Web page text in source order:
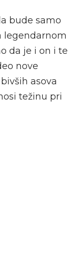
bude samo
legendarnom
da je i on i te
nove
asova
težinu pri